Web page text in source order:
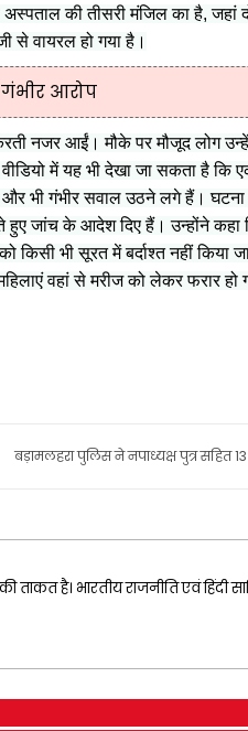
की तीसरी मंजिल का है, जहां
से वायरल हो गया है।
आरोप
नजर आईं। मौके पर मौजूद लोग
में यह भी देखा जा सकता है कि
और भी गंभीर सवाल उठने लगे हैं। घटना
हुए जांच के आदेश दिए हैं। उन्होंने
भी सूरत में बर्दाश्त नहीं किया
महिलाएं वहां से मरीज को लेकर फरार
बड़ामलहरा पुलिस ने नपाध्यक्ष पुत्र सहित
है। भारतीय राजनीति एवं हिंदी